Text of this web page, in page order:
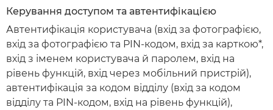
Керування доступом та автентифікацією
Автентифікація користувача (вхід за фотографією,
вхід за фотографією та PIN-кодом, вхід за карткою*,
вхід з іменем користувача й паролем, вхід на
рівень функцій, вхід через мобільний пристрій),
автентифікація за кодом відділу (вхід за кодом
відділу та PIN-кодом, вхід на рівень функцій),